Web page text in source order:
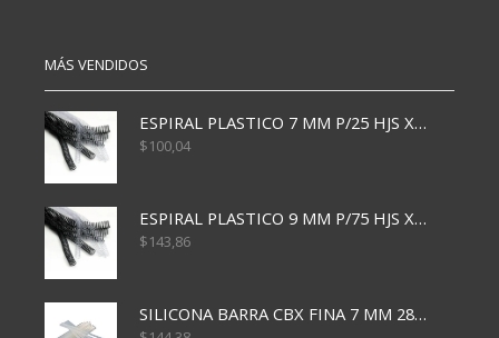
MÁS VENDIDOS
ESPIRAL PLASTICO 7 MM P/25 HJS X50x3000
$100,04
ESPIRAL PLASTICO 9 MM P/75 HJS X50X2400
$143,86
SILICONA BARRA CBX FINA 7 MM 28 CM